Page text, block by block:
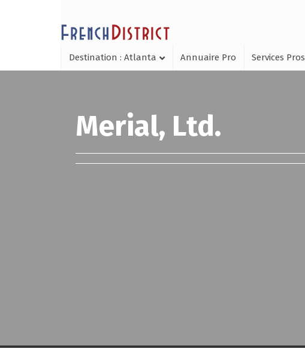
Destination : Atlanta Annuaire Pro Services Pros
Merial, Ltd.